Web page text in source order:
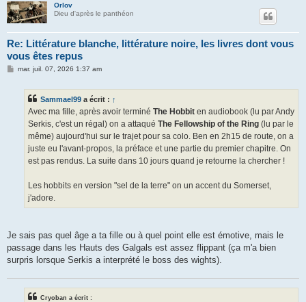
Orlov
Dieu d'après le panthéon
Re: Littérature blanche, littérature noire, les livres dont vous
vous êtes repus
Mmar. juil. 07, 2026 1:37 am
Sammael99 a écrit : ↑
Avec ma fille, après avoir terminé The Hobbit en audiobook (lu par Andy
Serkis, c'est un régal) on a attaqué The Fellowship of the Ring (lu par le
même) aujourd'hui sur le trajet pour sa colo. Ben en 2h15 de route, on a
juste eu l'avant-propos, la préface et une partie du premier chapitre. On
est pas rendus. La suite dans 10 jours quand je retourne la chercher !
Les hobbits en version "sel de la terre" on un accent du Somerset,
j'adore.
Je sais pas quel âge a ta fille ou à quel point elle est émotive, mais le
passage dans les Hauts des Galgals est assez flippant (ça m'a bien
surpris lorsque Serkis a interprété le boss des wights).
Cryoban a écrit :